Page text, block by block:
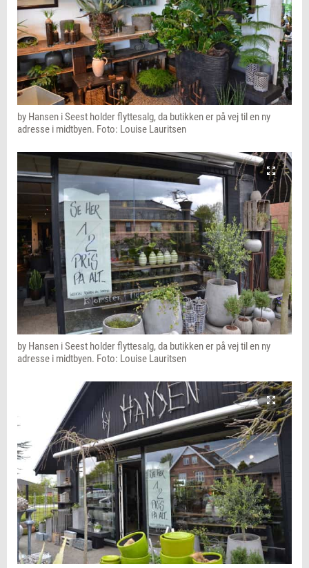
by Hansen i Seest holder flyttesalg, da butikken er på vej til en ny
adresse i midtbyen. Foto: Louise Lauritsen
by Hansen i Seest holder flyttesalg, da butikken er på vej til en ny
adresse i midtbyen. Foto: Louise Lauritsen